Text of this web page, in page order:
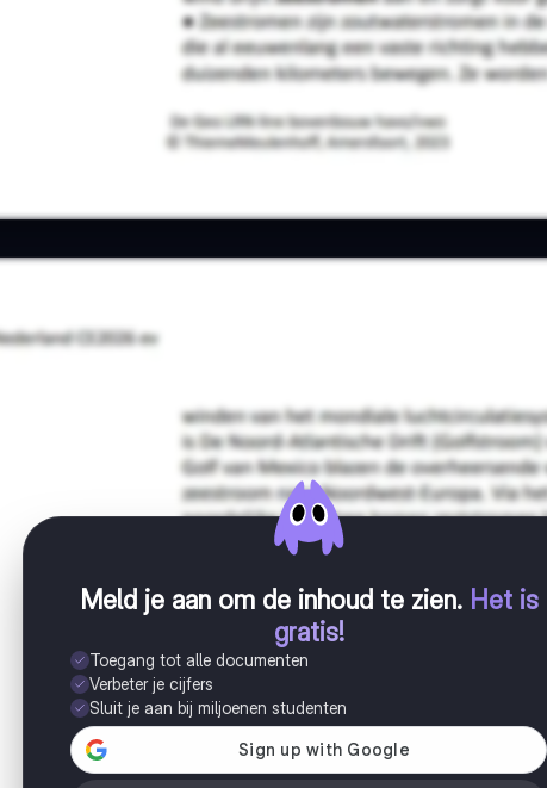
Meld je aan om de inhoud te zien. Het is
gratis!
Toegang tot alle documenten
Verbeter je cijfers
Sluit je aan bij miljoenen studenten